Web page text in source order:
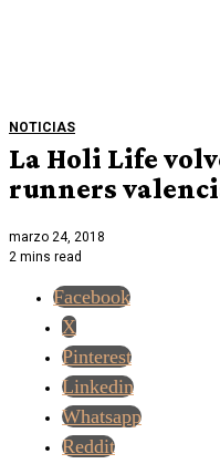
NOTICIAS
La Holi Life
runners
marzo 24, 2018
2 mins read
Facebook
X
Pinterest
Linkedin
Whatsapp
Reddit